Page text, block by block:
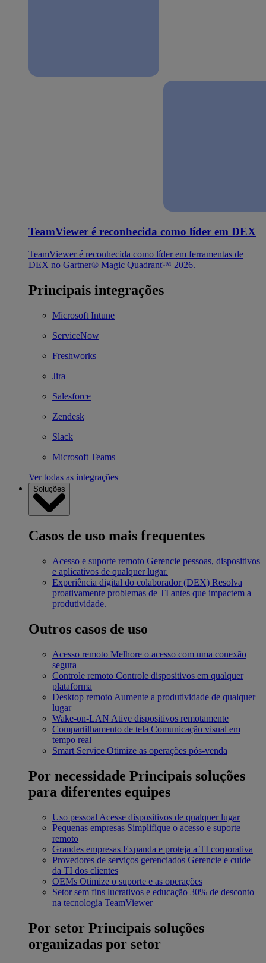
TeamViewer é reconhecida como líder em DEX
TeamViewer é reconhecida como líder em ferramentas de
DEX no Gartner® Magic Quadrant™ 2026.
Principais integrações
Microsoft Intune
ServiceNow
Freshworks
Jira
Salesforce
Zendesk
Slack
Microsoft Teams
Ver todas as integrações
Soluções
Casos de uso mais frequentes
Acesso e suporte remoto Gerencie pessoas, dispositivos
e aplicativos de qualquer lugar.
Experiência digital do colaborador (DEX) Resolva
proativamente problemas de TI antes que impactem a
produtividade.
Outros casos de uso
Acesso remoto Melhore o acesso com uma conexão
segura
Controle remoto Controle dispositivos em qualquer
plataforma
Desktop remoto Aumente a produtividade de qualquer
lugar
Wake-on-LAN Ative dispositivos remotamente
Compartilhamento de tela Comunicação visual em
tempo real
Smart Service Otimize as operações pós-venda
Por necessidade Principais soluções
para diferentes equipes
Uso pessoal Acesse dispositivos de qualquer lugar
Pequenas empresas Simplifique o acesso e suporte
remoto
Grandes empresas Expanda e proteja a TI corporativa
Provedores de serviços gerenciados Gerencie e cuide
da TI dos clientes
OEMs Otimize o suporte e as operações
Setor sem fins lucrativos e educação 30% de desconto
na tecnologia TeamViewer
Por setor Principais soluções
organizadas por setor